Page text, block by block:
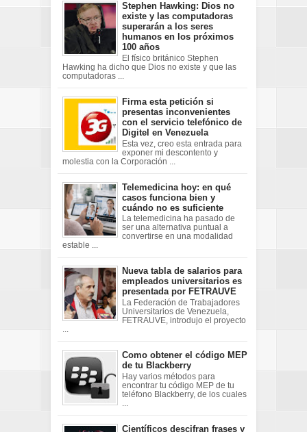
Stephen Hawking: Dios no
existe y las computadoras
superarán a los seres
humanos en los próximos
100 años
El físico británico Stephen
Hawking ha dicho que Dios no existe y que las
computadoras ...
Firma esta petición si
presentas inconvenientes
con el servicio telefónico de
Digitel en Venezuela
Esta vez, creo esta entrada para
exponer mi descontento y
molestia con la Corporación ...
Telemedicina hoy: en qué
casos funciona bien y
cuándo no es suficiente
La telemedicina ha pasado de
ser una alternativa puntual a
convertirse en una modalidad
estable ...
Nueva tabla de salarios para
empleados universitarios es
presentada por FETRAUVE
La Federación de Trabajadores
Universitarios de Venezuela,
FETRAUVE, introdujo el proyecto
Como obtener el código MEP
de tu Blackberry
Hay varios métodos para
encontrar tu código MEP de tu
teléfono Blackberry, de los cuales
Científicos descifran frases y